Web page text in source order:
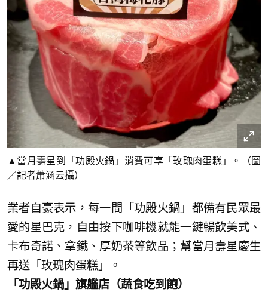
▲當月壽星到「功殿火鍋」消費可享「玫瑰肉蛋糕」。（圖
／記者蕭涵云攝）
業者自豪表示，每一間「功殿火鍋」都備有民眾最
愛的星巴克，自由按下咖啡機就能一鍵暢飲美式、
卡布奇諾、拿鐵、厚奶茶等飲品；幫當月壽星慶生
再送「玫瑰肉蛋糕」。
「功殿火鍋」旗艦店（蔬食吃到飽）